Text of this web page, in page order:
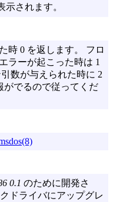
示されます。
時 0 を返します。 フロ
ラーが起こった時は 1
数が与えられた時に 2
がでるので従ってくだ
0.1 のために開発さ
ドライバにアップグレ